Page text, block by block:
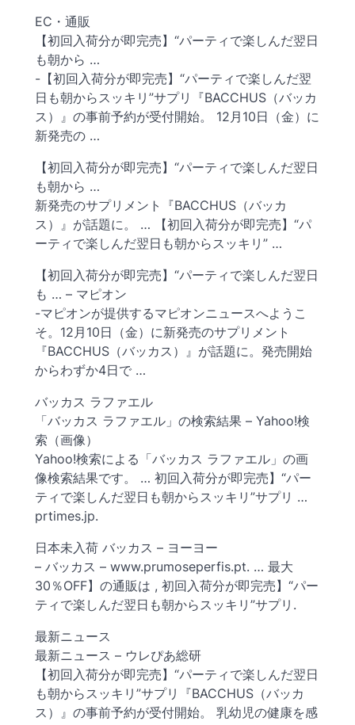
EC・通販
【初回入荷分が即完売】“パーティで楽しんだ翌日
も朝から …
-【初回入荷分が即完売】“パーティで楽しんだ翌
日も朝からスッキリ”サプリ『BACCHUS（バッカ
ス）』の事前予約が受付開始。 12月10日（金）に
新発売の …
【初回入荷分が即完売】“パーティで楽しんだ翌日
も朝から …
新発売のサプリメント『BACCHUS（バッカ
ス）』が話題に。 … 【初回入荷分が即完売】“パ
ーティで楽しんだ翌日も朝からスッキリ” …
【初回入荷分が即完売】“パーティで楽しんだ翌日
も … – マピオン
-マピオンが提供するマピオンニュースへようこ
そ。12月10日（金）に新発売のサプリメント
『BACCHUS（バッカス）』が話題に。発売開始
からわずか4日で …
バッカス ラファエル
「バッカス ラファエル」の検索結果 – Yahoo!検
索（画像）
Yahoo!検索による「バッカス ラファエル」の画
像検索結果です。 … 初回入荷分が即完売】“パー
ティで楽しんだ翌日も朝からスッキリ”サプリ …
prtimes.jp.
日本未入荷 バッカス – ヨーヨー
– バッカス – www.prumoseperfis.pt. … 最大
30％OFF】の通販は , 初回入荷分が即完売】“パー
ティで楽しんだ翌日も朝からスッキリ”サプリ.
最新ニュース
最新ニュース – ウレぴあ総研
【初回入荷分が即完売】“パーティで楽しんだ翌日
も朝からスッキリ”サプリ『BACCHUS（バッカ
ス）』の事前予約が受付開始。 乳幼児の健康を感